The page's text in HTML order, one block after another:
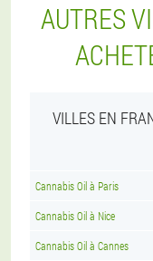
AUTRES
VILLES EN
Cannabis Oil à Paris
Cannabis Oil à Nice
Cannabis Oil à Cannes